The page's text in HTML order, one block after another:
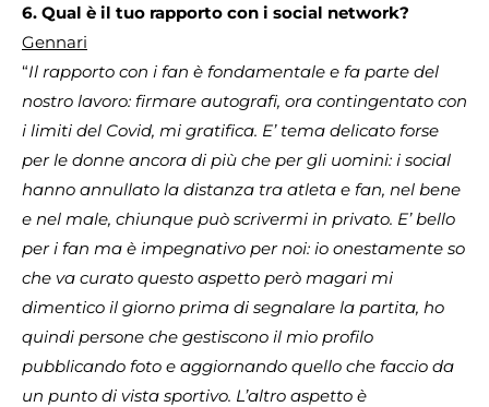
6. Qual è il tuo rapporto con i social network?
Gennari
“Il rapporto con i fan è fondamentale e fa parte del
nostro lavoro: firmare autografi, ora contingentato con
i limiti del Covid, mi gratifica. E’ tema delicato forse
per le donne ancora di più che per gli uomini: i social
hanno annullato la distanza tra atleta e fan, nel bene
e nel male, chiunque può scrivermi in privato. E’ bello
per i fan ma è impegnativo per noi: io onestamente so
che va curato questo aspetto però magari mi
dimentico il giorno prima di segnalare la partita, ho
quindi persone che gestiscono il mio profilo
pubblicando foto e aggiornando quello che faccio da
un punto di vista sportivo. L’altro aspetto è